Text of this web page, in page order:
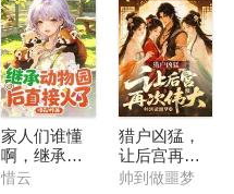
家人们谁懂
啊，继承动
物园后直接
惜云
猎户凶猛，
让后宫再次
伟大
帅到做噩梦